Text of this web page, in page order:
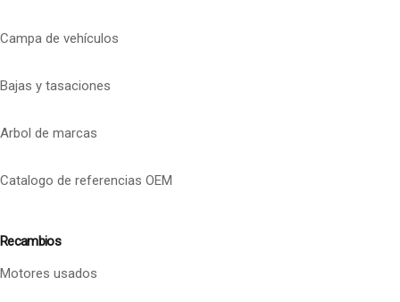
Campa de vehículos
Bajas y tasaciones
Arbol de marcas
Catalogo de referencias OEM
Recambios
Motores usados